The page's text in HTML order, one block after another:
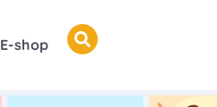
E-shop